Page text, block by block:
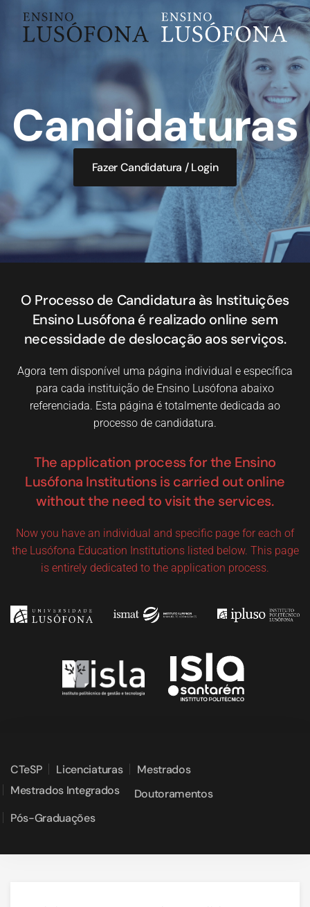
Skip to main content
Candidaturas
Fazer Candidatura / Login
O Processo de Candidatura às Instituições
Ensino Lusófona é realizado online sem
necessidade de deslocação aos serviços.
Agora tem disponível uma página individual e específica
para cada instituição de Ensino Lusófona abaixo
referenciada. Esta página é totalmente dedicada ao
processo de candidatura.
The application process for the Ensino
Lusófona Institutions is carried out online
without the need to visit the services.
Now you have an individual and specific page for each of
the Lusófona Education Institutions listed below. This page
is entirely dedicated to the application process.
CTeSP Licenciaturas
Mestrados
Mestrados Integrados
Doutoramentos
Pós-Graduações